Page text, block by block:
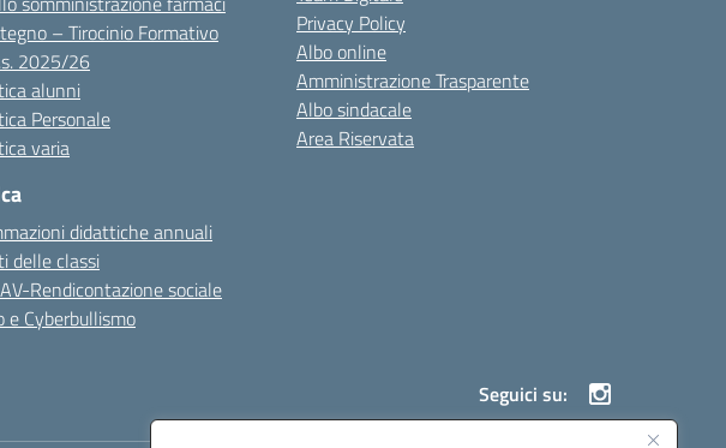
– Tirocinio Formativo
2025/26
alunni
Personale
varia
didattiche annuali
delle classi
Rendicontazione sociale
e Cyberbullismo
Privacy Policy
Albo online
Amministrazione Trasparente
Albo sindacale
Area Riservata
Seguici su: